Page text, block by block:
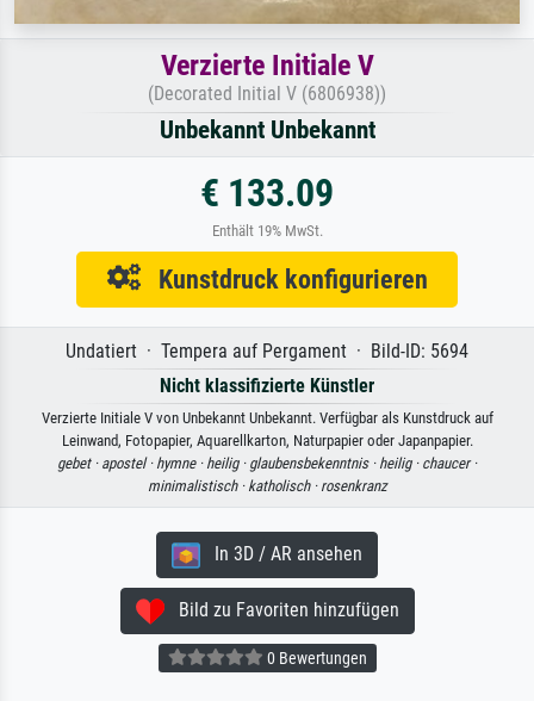
Verzierte Initiale V
(Decorated Initial V (6806938))
Unbekannt Unbekannt
€ 133.09
Enthält 19% MwSt.
Kunstdruck konfigurieren
Undatiert · Tempera auf Pergament · Bild-ID: 5694
Nicht klassifizierte Künstler
Verzierte Initiale V von Unbekannt Unbekannt. Verfügbar als Kunstdruck auf
Leinwand, Fotopapier, Aquarellkarton, Naturpapier oder Japanpapier.
gebet · apostel · hymne · heilig · glaubensbekenntnis · heilig · chaucer ·
minimalistisch · katholisch · rosenkranz
In 3D / AR ansehen
Bild zu Favoriten hinzufügen
0 Bewertungen